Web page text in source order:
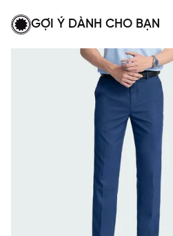
GỢI Ý DÀNH CHO BẠN